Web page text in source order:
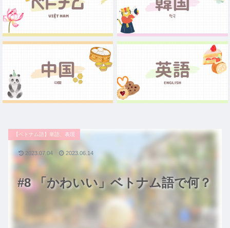
#8 「かわいい」ベトナム語で何？
【ベトナム語】単語、表現
2023.07.04 2023.06.14